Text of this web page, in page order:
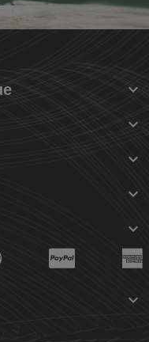





